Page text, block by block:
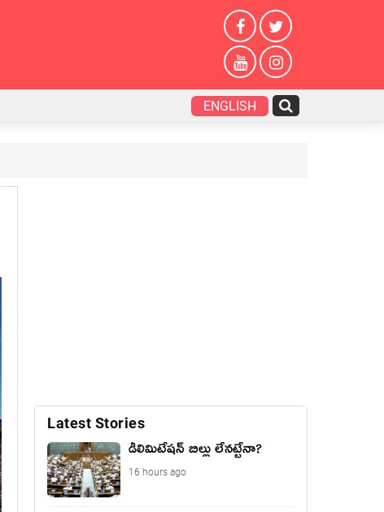
ENGLISH
Latest Stories
డీలిమిటేషన్ బిల్లు లేన‌ట్టేనా?
16 hours ago